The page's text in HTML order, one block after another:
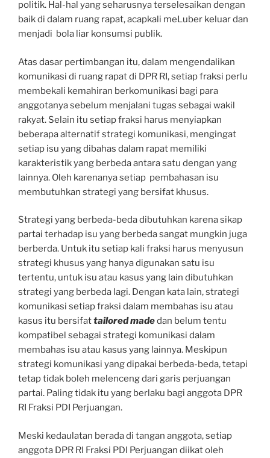
politik. Hal-hal yang seharusnya terselesaikan dengan
baik di dalam ruang rapat, acapkali meLuber keluar dan
menjadi bola liar konsumsi publik.
Atas dasar pertimbangan itu, dalam mengendalikan
komunikasi di ruang rapat di DPR RI, setiap fraksi perlu
membekali kemahiran berkomunikasi bagi para
anggotanya sebelum menjalani tugas sebagai wakil
rakyat. Selain itu setiap fraksi harus menyiapkan
beberapa alternatif strategi komunikasi, mengingat
setiap isu yang dibahas dalam rapat memiliki
karakteristik yang berbeda antara satu dengan yang
lainnya. Oleh karenanya setiap pembahasan isu
membutuhkan strategi yang bersifat khusus.
Strategi yang berbeda-beda dibutuhkan karena sikap
partai terhadap isu yang berbeda sangat mungkin juga
berberda. Untuk itu setiap kali fraksi harus menyusun
strategi khusus yang hanya digunakan satu isu
tertentu, untuk isu atau kasus yang lain dibutuhkan
strategi yang berbeda lagi. Dengan kata lain, strategi
komunikasi setiap fraksi dalam membahas isu atau
kasus itu bersifattailored madedan belum tentu
kompatibel sebagai strategi komunikasi dalam
membahas isu atau kasus yang lainnya. Meskipun
strategi komunikasi yang dipakai berbeda-beda, tetapi
tetap tidak boleh melenceng dari garis perjuangan
partai. Paling tidak itu yang berlaku bagi anggota DPR
RI Fraksi PDI Perjuangan.
Meski kedaulatan berada di tangan anggota, setiap
anggota DPR RI Fraksi PDI Perjuangan diikat oleh